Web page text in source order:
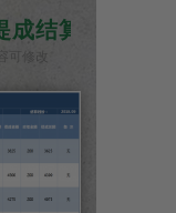
结算清单
可修改